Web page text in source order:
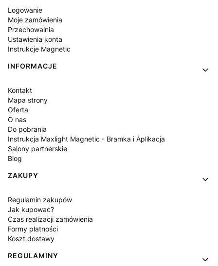
Logowanie
Moje zamówienia
Przechowalnia
Ustawienia konta
Instrukcje Magnetic
INFORMACJE
Kontakt
Mapa strony
Oferta
O nas
Do pobrania
Instrukcja Maxlight Magnetic - Bramka i Aplikacja
Salony partnerskie
Blog
ZAKUPY
Regulamin zakupów
Jak kupować?
Czas realizacji zamówienia
Formy płatności
Koszt dostawy
REGULAMINY